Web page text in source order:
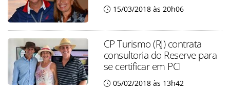
15/03/2018 às 20h06
CP Turismo (RJ) contrata
consultoria do Reserve para
se certificar em PCI
05/02/2018 às 13h42